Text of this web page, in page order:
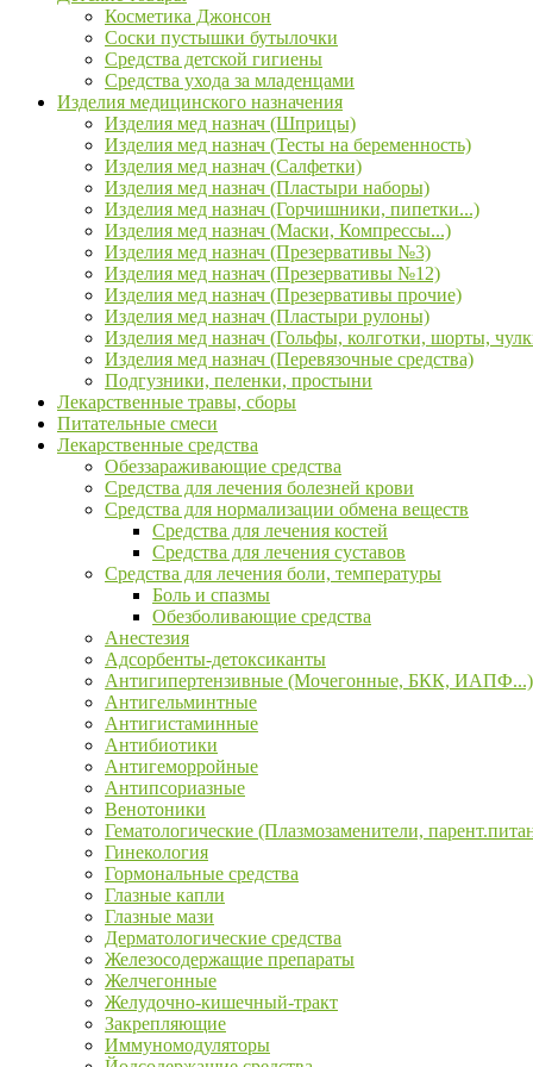
Косметика Джонсон
Соски пустышки бутылочки
Средства детской гигиены
Средства ухода за младенцами
Изделия медицинского назначения
Изделия мед назнач (Шприцы)
Изделия мед назнач (Тесты на беременность)
Изделия мед назнач (Салфетки)
Изделия мед назнач (Пластыри наборы)
Изделия мед назнач (Горчишники, пипетки...)
Изделия мед назнач (Маски, Компрессы...)
Изделия мед назнач (Презервативы №3)
Изделия мед назнач (Презервативы №12)
Изделия мед назнач (Презервативы прочие)
Изделия мед назнач (Пластыри рулоны)
Изделия мед назнач (Гольфы, колготки, шорты,
Изделия мед назнач (Перевязочные средства)
Подгузники, пеленки, простыни
Лекарственные травы, сборы
Питательные смеси
Лекарственные средства
Обеззараживающие средства
Средства для лечения болезней крови
Средства для нормализации обмена веществ
Средства для лечения костей
Средства для лечения суставов
Средства для лечения боли, температуры
Боль и спазмы
Обезболивающие средства
Анестезия
Адсорбенты-детоксиканты
Антигипертензивные (Мочегонные, БКК, ИАПФ...)
Антигельминтные
Антигистаминные
Антибиотики
Антигеморройные
Антипсориазные
Венотоники
Гематологические (Плазмозаменители,
Гинекология
Гормональные средства
Глазные капли
Глазные мази
Дерматологические средства
Железосодержащие препараты
Желчегонные
Желудочно-кишечный-тракт
Закрепляющие
Иммуномодуляторы